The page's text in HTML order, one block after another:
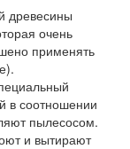
древесины
очень
применять
в соотношении
пылесосом.
и вытирают